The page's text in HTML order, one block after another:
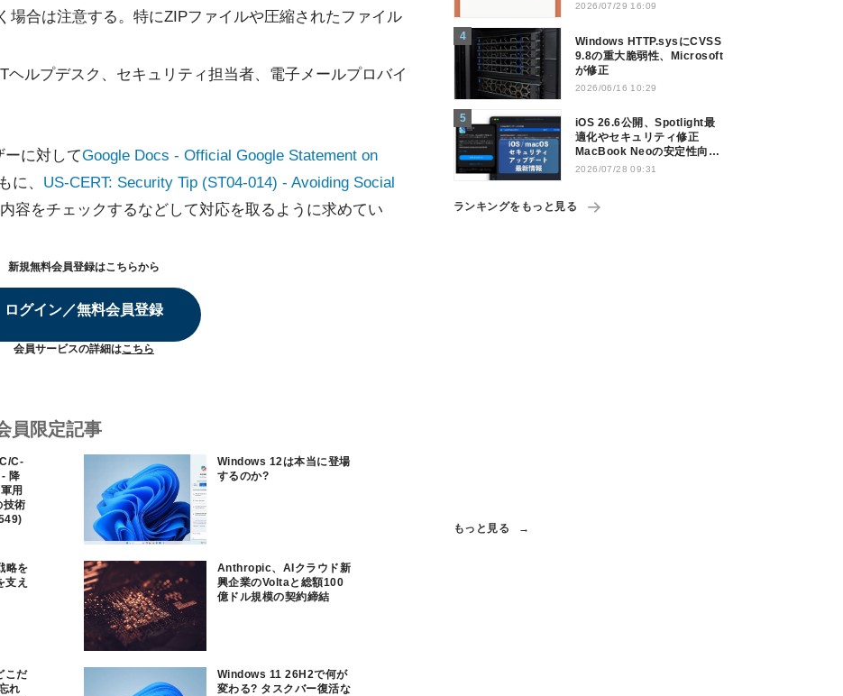
場合は注意する。特にZIPファイルや圧縮されたファイル
ヘルプデスク、セキュリティ担当者、電子メールプロバイ
ーに対してGoogle Docs - Official Google Statement on
に、 US-CERT: Security Tip (ST04-014) - Avoiding Social
容をチェックするなどして対応を取るように求めてい
新規無料会員登録はこちらから
ログイン／無料会員登録
会員サービスの詳細はこちら
員限定記事
C-
降
用
技術
Windows 12は本当に登場
するのか?
略を
支え
Anthropic、AIクラウド新
興企業のVoltaと総額100
億ドル規模の契約締結
こだ
れ
Windows 11 26H2で何が
変わる? タスクバー復活な
2026/07/29 16:09
Windows HTTP.sysにCVSS
9.8の重大脆弱性、Microsoft
が修正
2026/06/16 10:29
iOS 26.6公開、Spotlight最
適化やセキュリティ修正
MacBook Neoの安定性向上
も
2026/07/28 09:31
ランキングをもっと見る
もっと見る